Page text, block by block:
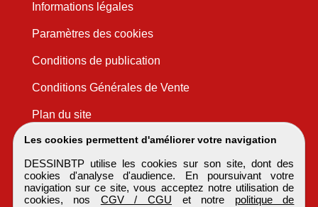
Les cookies permettent d'améliorer votre navigation
DESSINBTP utilise les cookies sur son site, dont des
cookies d'analyse d'audience. En poursuivant votre
navigation sur ce site, vous acceptez notre utilisation de
cookies, nos CGV / CGU et notre politique de
Informations légales
Paramètres des cookies
Conditions de publication
Conditions Générales de Vente
Plan du site